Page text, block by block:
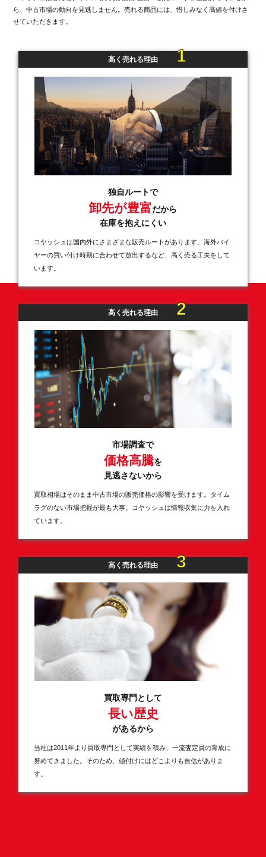
ら、中古市場の動向を見逃しません。売れる商品には、惜しみなく高値を付けさ
せていただきます。
高く売れる理由 1
独自ルートで
卸先が豊富だから
在庫を抱えにくい
コヤッシュは国内外にさまざまな販売ルートがあります。海外バイ
ヤーの買い付け時期に合わせて放出するなど、高く売る工夫をして
います。
高く売れる理由 2
市場調査で
価格高騰を
見逃さないから
買取相場はそのまま中古市場の販売価格の影響を受けます。タイム
ラグのない市場把握が最も大事。コヤッシュは情報収集に力を入れ
ています。
高く売れる理由 3
買取専門として
長い歴史
があるから
当社は2011年より買取専門として実績を積み、一流査定員の育成に
努めてきました。そのため、値付けにはどこよりも自信がありま
す。